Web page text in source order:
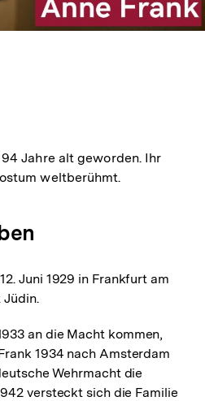
Jahre alt geworden. Ihr
weltberühmt.
Juni 1929 in Frankfurt am
Jüdin.
an die Macht kommen,
1934 nach Amsterdam
Wehrmacht die
versteckt sich die Familie